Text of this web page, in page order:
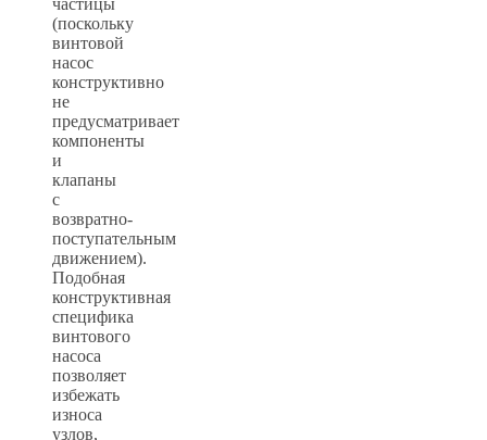
(поскольку
винтовой
насос
конструктивно
не
предусматривает
компоненты
и
клапаны
с
возвратно-
поступательным
движением).
Подобная
конструктивная
специфика
винтового
насоса
позволяет
избежать
износа
узлов,